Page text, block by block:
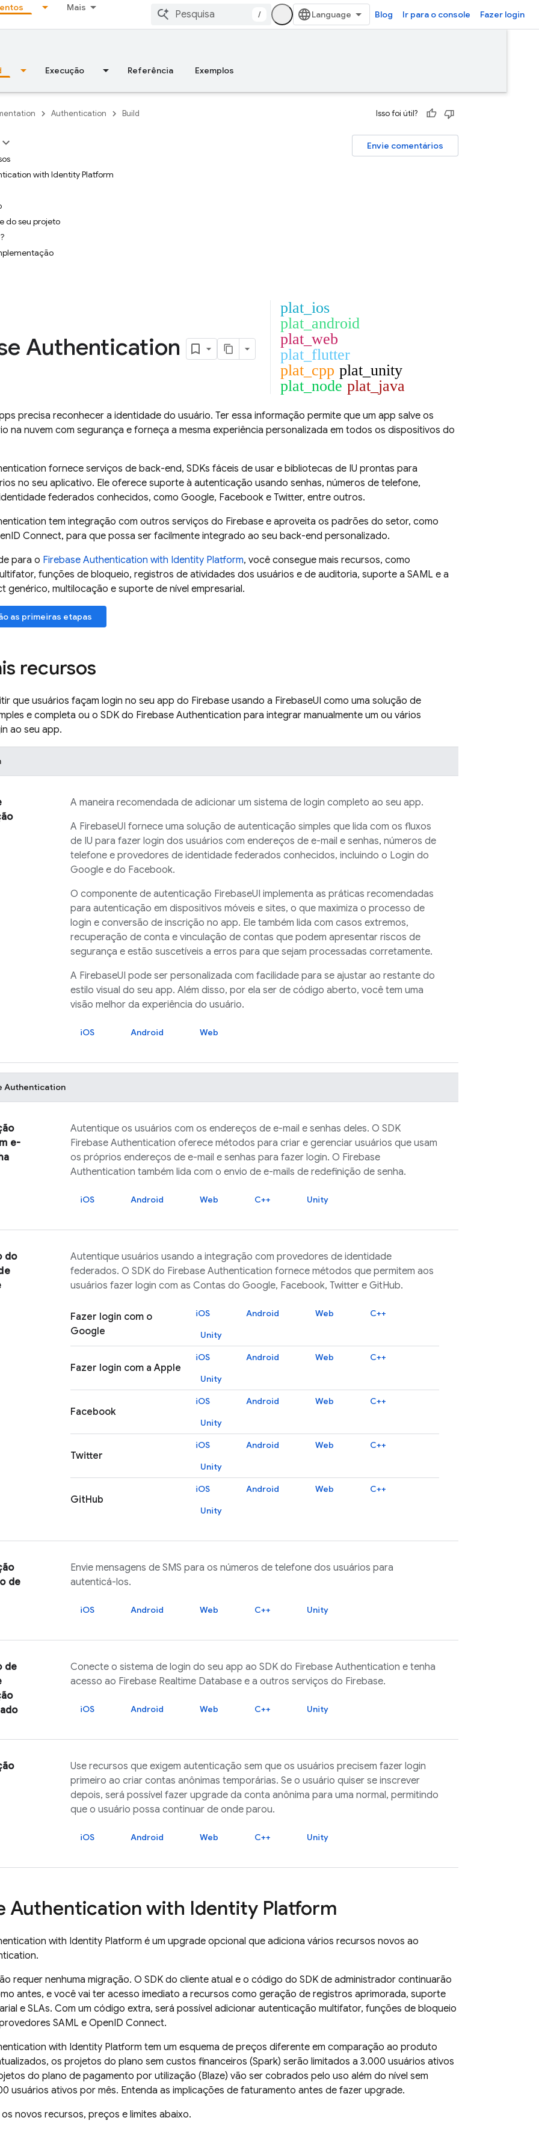
Mais
/ Blog Ir para o console Fazer login
Execução Referência Exemplos
Authentication Build Isso foi útil?
Envie comentários
with Identity Platform
do seu projeto
Authentication
plat_ios
plat_android
plat_web
plat_flutter
plat_cpp plat_unity
plat_node plat_java
precisa reconhecer a identidade do usuário. Ter essa informação permite que um app salve os
na nuvem com segurança e forneça a mesma experiência personalizada em todos os dispositivos do
fornece serviços de back-end, SDKs fáceis de usar e bibliotecas de IU prontas para
no seu aplicativo. Ele oferece suporte à autenticação usando senhas, números de telefone,
federados conhecidos, como Google, Facebook e Twitter, entre outros.
tem integração com outros serviços do Firebase e aproveita os padrões do setor, como
Connect, para que possa ser facilmente integrado ao seu back-end personalizado.
para o Firebase Authentication with Identity Platform, você consegue mais recursos, como
funções de bloqueio, registros de atividades dos usuários e de auditoria, suporte a SAML e a
genérico, multilocação e suporte de nível empresarial.
as primeiras etapas
recursos
que usuários façam login no seu app do Firebase usando a FirebaseUI como uma solução de
e completa ou o SDK do Firebase Authentication para integrar manualmente um ou vários
ao seu app.
A maneira recomendada de adicionar um sistema de login completo ao seu app.
A FirebaseUI fornece uma solução de autenticação simples que lida com os fluxos
de IU para fazer login dos usuários com endereços de e-mail e senhas, números de
telefone e provedores de identidade federados conhecidos, incluindo o Login do
Google e do Facebook.
O componente de autenticação FirebaseUI implementa as práticas recomendadas
para autenticação em dispositivos móveis e sites, o que maximiza o processo de
login e conversão de inscrição no app. Ele também lida com casos extremos,
recuperação de conta e vinculação de contas que podem apresentar riscos de
segurança e estão suscetíveis a erros para que sejam processadas corretamente.
A FirebaseUI pode ser personalizada com facilidade para se ajustar ao restante do
estilo visual do seu app. Além disso, por ela ser de código aberto, você tem uma
visão melhor da experiência do usuário.
iOS Android Web
Authentication
e-
Autentique os usuários com os endereços de e-mail e senhas deles. O SDK
Firebase Authentication oferece métodos para criar e gerenciar usuários que usam
os próprios endereços de e-mail e senhas para fazer login. O Firebase
Authentication também lida com o envio de e-mails de redefinição de senha.
iOS Android Web C++ Unity
do
Autentique usuários usando a integração com provedores de identidade
federados. O SDK do Firebase Authentication fornece métodos que permitem aos
usuários fazer login com as Contas do Google, Facebook, Twitter e GitHub.
Fazer login com o
Google
iOS Android Web
C++
Unity
Fazer login com a Apple
iOS Android Web
C++
Unity
Facebook
iOS Android Web
C++
Unity
Twitter
iOS Android Web
C++
Unity
GitHub
iOS Android Web
C++
Unity
de
Envie mensagens de SMS para os números de telefone dos usuários para
autenticá-los.
iOS Android Web C++ Unity
de
Conecte o sistema de login do seu app ao SDK do Firebase Authentication e tenha
acesso ao Firebase Realtime Database e a outros serviços do Firebase.
iOS Android Web C++ Unity
Use recursos que exigem autenticação sem que os usuários precisem fazer login
primeiro ao criar contas anônimas temporárias. Se o usuário quiser se inscrever
depois, será possível fazer upgrade da conta anônima para uma normal, permitindo
que o usuário possa continuar de onde parou.
iOS Android Web C++ Unity
Authentication with Identity Platform
with Identity Platform é um upgrade opcional que adiciona vários recursos novos ao
.
requer nenhuma migração. O SDK do cliente atual e o código do SDK de administrador continuarão
antes, e você vai ter acesso imediato a recursos como geração de registros aprimorada, suporte
e SLAs. Com um código extra, será possível adicionar autenticação multifator, funções de bloqueio
SAML e OpenID Connect.
with Identity Platform tem um esquema de preços diferente em comparação ao produto
os projetos do plano sem custos financeiros (Spark) serão limitados a 3.000 usuários ativos
do plano de pagamento por utilização (Blaze) vão ser cobrados pelo uso além do nível sem
usuários ativos por mês. Entenda as implicações de faturamento antes de fazer upgrade.
os novos recursos, preços e limites abaixo.